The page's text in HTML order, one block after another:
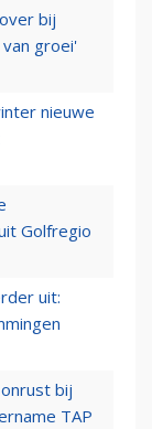
bij
groei'
nieuwe
Golfregio
uit:
bij
TAP